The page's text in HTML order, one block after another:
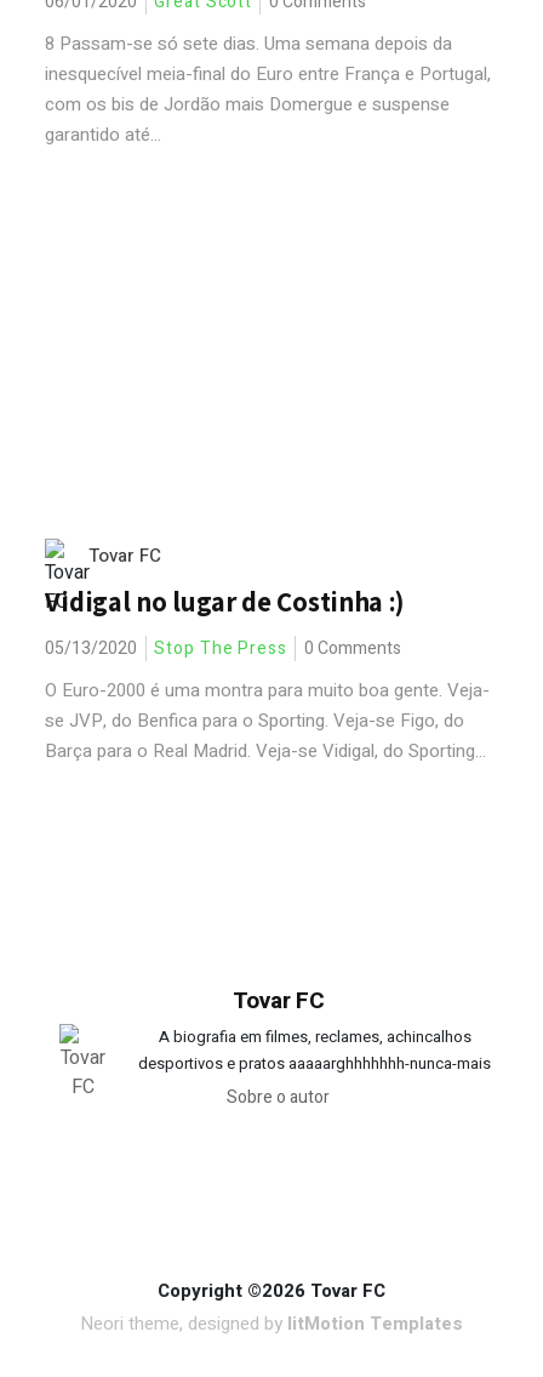
8 Passam-se só sete dias. Uma semana depois da
inesquecível meia-final do Euro entre França e Portugal,
com os bis de Jordão mais Domergue e suspense
garantido até...
Tovar FC
Vidigal no lugar de Costinha :)
05/13/2020 Stop The Press 0 Comments
O Euro-2000 é uma montra para muito boa gente. Veja-
se JVP, do Benfica para o Sporting. Veja-se Figo, do
Barça para o Real Madrid. Veja-se Vidigal, do Sporting...
Tovar FC
A biografia em filmes, reclames, achincalhos
desportivos e pratos aaaaarghhhhhhh-nunca-mais
Sobre o autor
Copyright ©2026 Tovar FC
Neori theme, designed by litMotion Templates